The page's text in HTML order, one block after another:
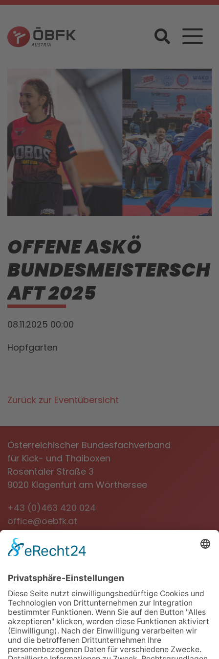
OFFENE ASKÖ
BUNDESMEISTERSCH
AFT 2025
08.11.2025 00:00
Hopfgarten
Zurück zur Eventübersicht
Österreichischer Bundesfachverband
für Kick- und Thaiboxen
Rosentaler Straße 3
9020 Klagenfurt am Wörthersee
+43 (0)463 420 024
office@oebfk.at
NEWSLETTER